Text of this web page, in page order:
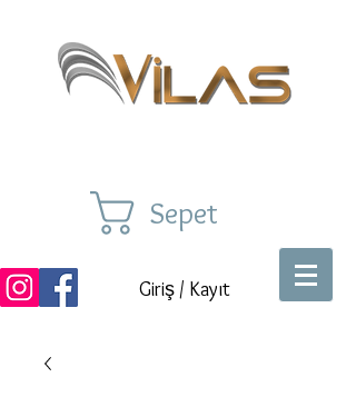
Sepet
Giriş / Kayıt